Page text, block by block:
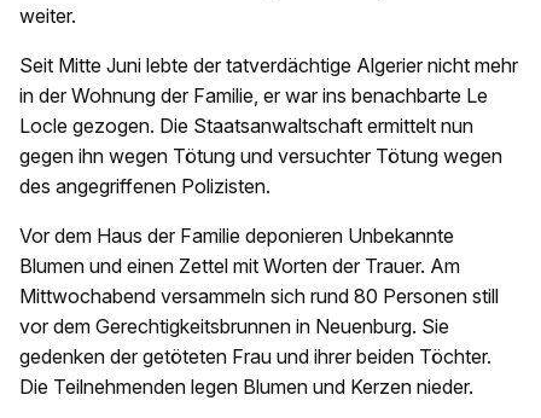
weiter.
Seit Mitte Juni lebte der tatverdächtige Algerier nicht mehr
in der Wohnung der Familie, er war ins benachbarte Le
Locle gezogen. Die Staatsanwaltschaft ermittelt nun
gegen ihn wegen Tötung und versuchter Tötung wegen
des angegriffenen Polizisten.
Vor dem Haus der Familie deponieren Unbekannte
Blumen und einen Zettel mit Worten der Trauer. Am
Mittwochabend versammeln sich rund 80 Personen still
vor dem Gerechtigkeitsbrunnen in Neuenburg. Sie
gedenken der getöteten Frau und ihrer beiden Töchter.
Die Teilnehmenden legen Blumen und Kerzen nieder.